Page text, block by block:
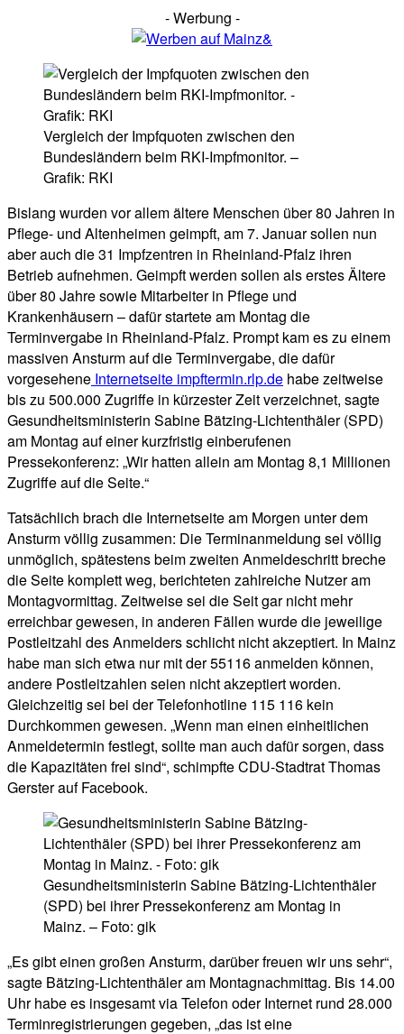
- Werbung -
Vergleich der Impfquoten zwischen den
Bundesländern beim RKI-Impfmonitor. –
Grafik: RKI
Bislang wurden vor allem ältere Menschen über 80 Jahren in
Pflege- und Altenheimen geimpft, am 7. Januar sollen nun
aber auch die 31 Impfzentren in Rheinland-Pfalz ihren
Betrieb aufnehmen. Geimpft werden sollen als erstes Ältere
über 80 Jahre sowie Mitarbeiter in Pflege und
Krankenhäusern – dafür startete am Montag die
Terminvergabe in Rheinland-Pfalz. Prompt kam es zu einem
massiven Ansturm auf die Terminvergabe, die dafür
vorgesehene Internetseite impftermin.rlp.de habe zeitweise
bis zu 500.000 Zugriffe in kürzester Zeit verzeichnet, sagte
Gesundheitsministerin Sabine Bätzing-Lichtenthäler (SPD)
am Montag auf einer kurzfristig einberufenen
Pressekonferenz: „Wir hatten allein am Montag 8,1 Millionen
Zugriffe auf die Seite.“
Tatsächlich brach die Internetseite am Morgen unter dem
Ansturm völlig zusammen: Die Terminanmeldung sei völlig
unmöglich, spätestens beim zweiten Anmeldeschritt breche
die Seite komplett weg, berichteten zahlreiche Nutzer am
Montagvormittag. Zeitweise sei die Seit gar nicht mehr
erreichbar gewesen, in anderen Fällen wurde die jeweilige
Postleitzahl des Anmelders schlicht nicht akzeptiert. In Mainz
habe man sich etwa nur mit der 55116 anmelden können,
andere Postleitzahlen seien nicht akzeptiert worden.
Gleichzeitig sei bei der Telefonhotline 115 116 kein
Durchkommen gewesen. „Wenn man einen einheitlichen
Anmeldetermin festlegt, sollte man auch dafür sorgen, dass
die Kapazitäten frei sind“, schimpfte CDU-Stadtrat Thomas
Gerster auf Facebook.
Gesundheitsministerin Sabine Bätzing-Lichtenthäler
(SPD) bei ihrer Pressekonferenz am Montag in
Mainz. – Foto: gik
„Es gibt einen großen Ansturm, darüber freuen wir uns sehr“,
sagte Bätzing-Lichtenthäler am Montagnachmittag. Bis 14.00
Uhr habe es insgesamt via Telefon oder Internet rund 28.000
Terminregistrierungen gegeben, „das ist eine